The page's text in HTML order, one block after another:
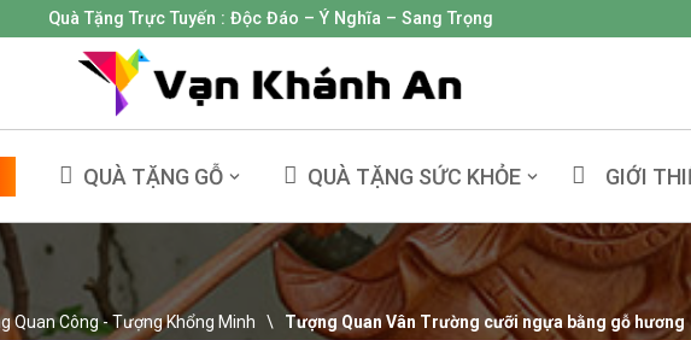
Quà Tặng Trực Tuyến : Độc Đáo – Ý Nghĩa – Sang Trọng
QUÀ TẶNG GỖ QUÀ TẶNG SỨC KHỎE GIỚI
Quan Công - Tượng Khổng Minh \ Tượng Quan Vân Trường cưỡi ngựa bằng gỗ hương